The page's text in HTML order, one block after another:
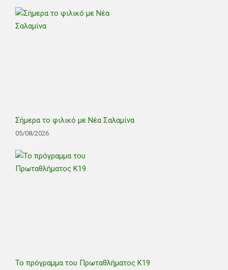
Σήμερα το φιλικό με Νέα Σαλαμίνα
05/08/2026
Το πρόγραμμα του Πρωταθλήματος Κ19